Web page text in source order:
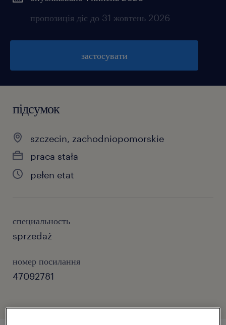
пропозиція діє до 31 жовтень 2026
застосувати
підсумок
szczecin, zachodniopomorskie
praca stała
pełen etat
специальность
sprzedaż
номер посилання
47092781